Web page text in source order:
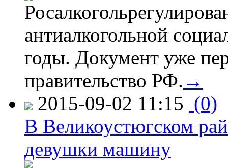
антиалкогольной
годы. Документ уже
правительство РФ. →
2015-09-02 11:15 (0)
В Великоустюгском
девушки машину